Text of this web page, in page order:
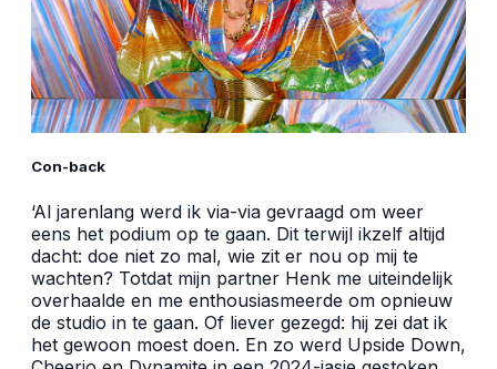
Con-back
‘Al jarenlang werd ik via-via gevraagd om weer
eens het podium op te gaan. Dit terwijl ikzelf altijd
dacht: doe niet zo mal, wie zit er nou op mij te
wachten? Totdat mijn partner Henk me uiteindelijk
overhaalde en me enthousiasmeerde om opnieuw
de studio in te gaan. Of liever gezegd: hij zei dat ik
het gewoon moest doen. En zo werd Upside Down,